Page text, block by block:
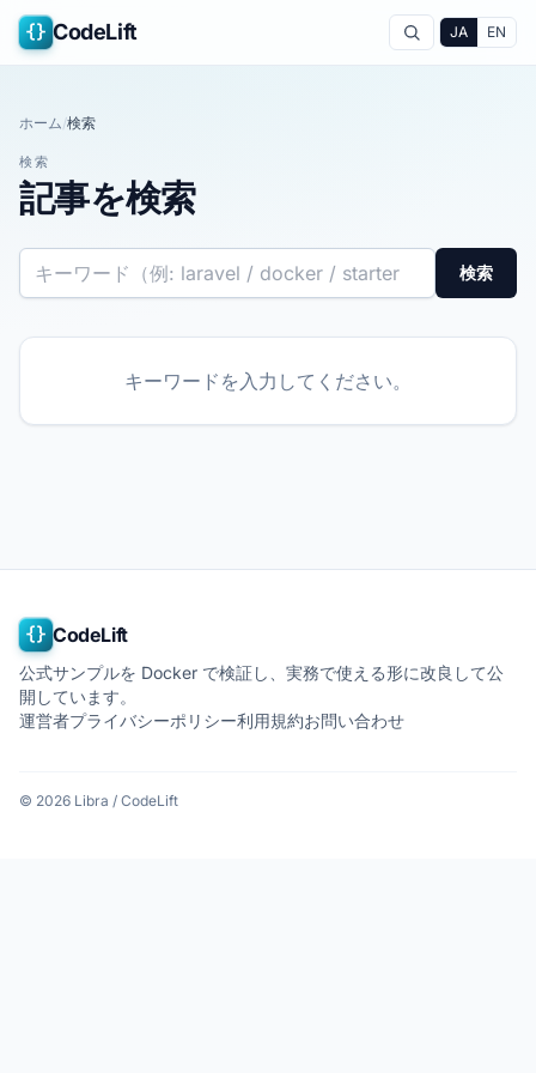
{} CodeLift JA EN
ホーム/検索
検索
記事を検索
検索
キーワードを入力してください。
{} CodeLift
公式サンプルを Docker で検証し、実務で使える形に改良して公
開しています。
運営者プライバシーポリシー利用規約お問い合わせ
© 2026 Libra / CodeLift